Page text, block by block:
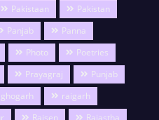
Pakistaan
Pakistan
Panjab
Panna
Photo
Poetries
Prayagraj
Punjab
raigarh
Raisen
Rajastha